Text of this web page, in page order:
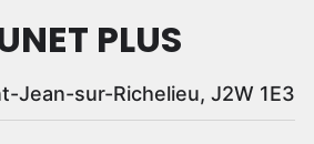
PLUS
Jean-sur-Richelieu, J2W 1E3